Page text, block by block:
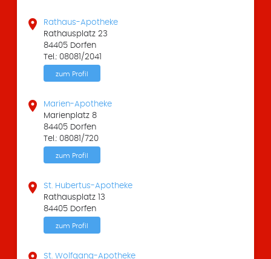

Rathaus-Apotheke
Rathausplatz 23
84405 Dorfen
Tel.: 08081/2041
zum Profil

Marien-Apotheke
Marienplatz 8
84405 Dorfen
Tel.: 08081/720
zum Profil

St. Hubertus-Apotheke
Rathausplatz 13
84405 Dorfen
zum Profil
St. Wolfgang-Apotheke